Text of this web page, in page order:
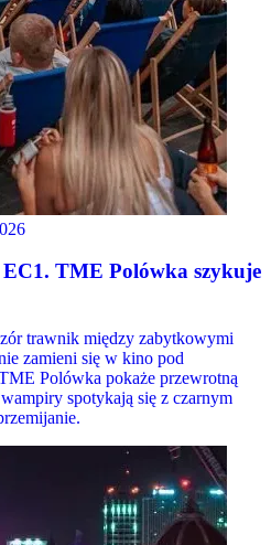
TME Polówka szykuje
trawnik między zabytkowymi
zamieni się w kino pod
Polówka pokaże przewrotną
spotykają się z czarnym